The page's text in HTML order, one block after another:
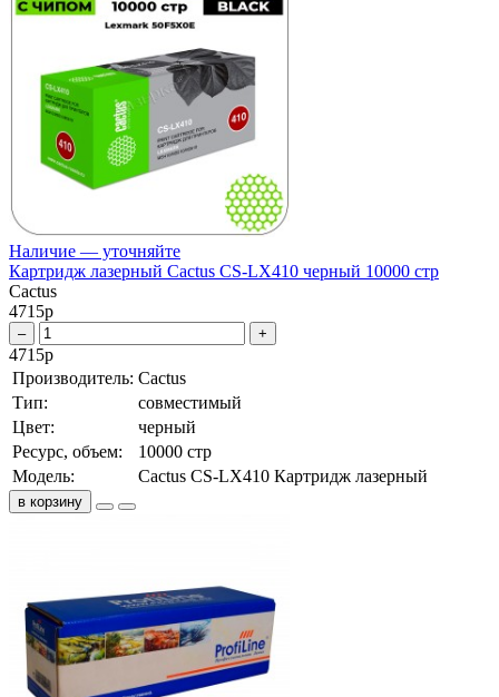
Наличие — уточняйте
Картридж лазерный Cactus CS-LX410 черный 10000 стр
Cactus
4715р
– +
4715р
Производитель: Cactus
Тип:
совместимый
Цвет:
черный
Ресурс, объем:
10000 стр
Модель:
Cactus CS-LX410 Картридж лазерный
в корзину